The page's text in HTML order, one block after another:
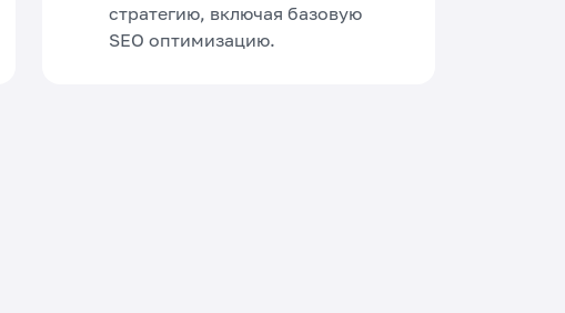
стратегию, включая базовую
SEO оптимизацию.